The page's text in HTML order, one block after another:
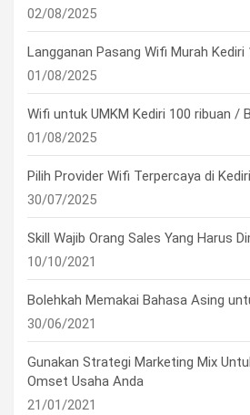
02/08/2025
Langganan Pasang Wifi Murah Kediri
01/08/2025
Wifi untuk UMKM Kediri 100 ribuan /
01/08/2025
Pilih Provider Wifi Terpercaya di Kediri
30/07/2025
Skill Wajib Orang Sales Yang Harus
10/10/2021
Bolehkah Memakai Bahasa Asing
30/06/2021
Gunakan Strategi Marketing Mix
Omset Usaha Anda
21/01/2021